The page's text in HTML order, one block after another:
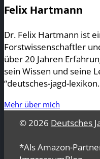
Felix Hartmann
Dr. Felix Hartmann ist
Forstwissenschaftler
über 20 Jahren
sein Wissen und seine
“deutsches-jagd-
Mehr über mich
© 2026 Deutsches
*Als Amazon-